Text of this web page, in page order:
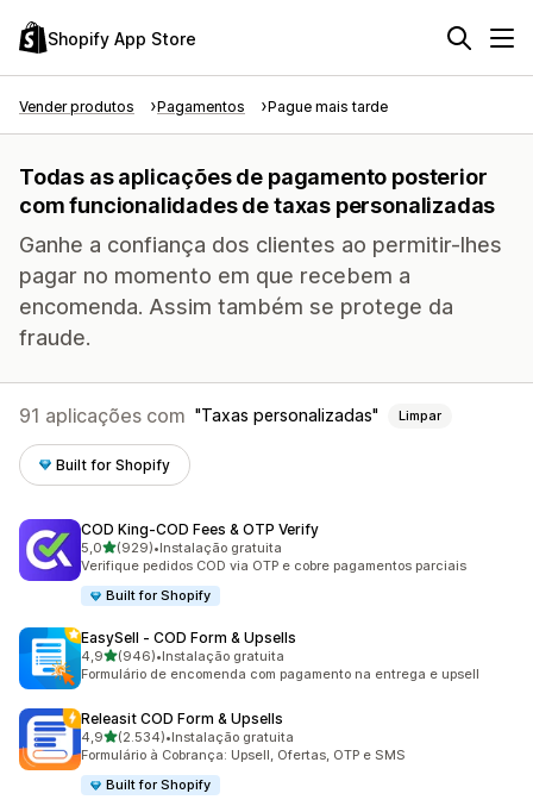
Shopify App Store
Vender produtos Pagamentos Pague mais tarde
Todas as aplicações de pagamento posterior
com funcionalidades de taxas personalizadas
Ganhe a confiança dos clientes ao permitir-lhes
pagar no momento em que recebem a
encomenda. Assim também se protege da
fraude.
91 aplicações com Taxas personalizadas Limpar
Built for Shopify
COD King‑COD Fees & OTP Verify
5,0de 5 estrelas
(929)
929 total de avaliações
•Instalação gratuita
Verifique pedidos COD via OTP e cobre pagamentos parciais
Built for Shopify
EasySell ‑ COD Form & Upsells
4,9de 5 estrelas
(946)
946 total de avaliações
•Instalação gratuita
Formulário de encomenda com pagamento na entrega e upsell
Releasit COD Form & Upsells
4,9de 5 estrelas
(2.534)
2534 total de avaliações
•Instalação gratuita
Formulário à Cobrança: Upsell, Ofertas, OTP e SMS
Built for Shopify